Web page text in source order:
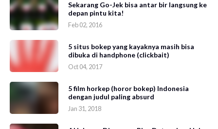
Sekarang Go-Jek bisa antar bir langsung ke
depan pintu kita!
Feb 02, 2016
5 situs bokep yang kayaknya masih bisa
dibuka di handphone (clickbait)
Oct 04, 2017
5 film horkep (horor bokep) Indonesia
dengan judul paling absurd
Jan 31, 2018